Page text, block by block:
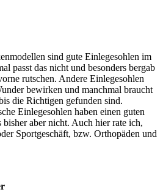
sind gute Einlegesohlen im
passt das nicht und besonders bergab
rutschen. Andere Einlegesohlen
bewirken und manchmal braucht
die Richtigen gefunden sind.
Einlegesohlen haben einen guten
aber nicht. Auch hier rate ich,
Sportgeschäft, bzw. Orthopäden und